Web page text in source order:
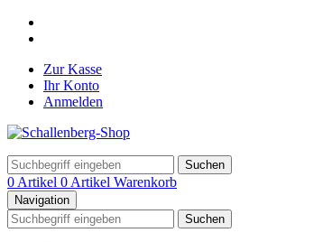
Zur Kasse
Ihr Konto
Anmelden
Suchen
0 Artikel 0 Artikel Warenkorb
Navigation
Suchen